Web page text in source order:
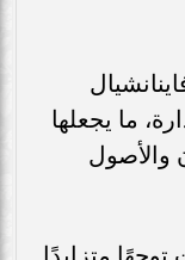
ما يجعلها
والأصول